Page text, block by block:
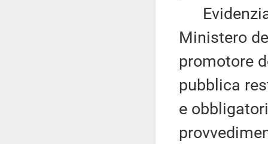
Evidenzia
Ministero
promotore
pubblica
e